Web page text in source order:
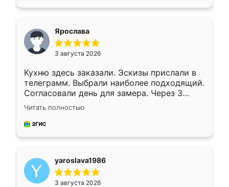
Ярослава
3 августа 2026
Кухню здесь заказали. Эскизы прислали в
телеграмм. Выбрали наиболее подходящий.
Согласовали день для замера. Через 3
недели кухня была уже готова. Остались
довольны работой. Спасибо Ренессанс
мебель за качественную работу!
Читать полностью
yaroslava1986
3 августа 2026